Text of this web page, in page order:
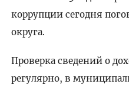
коррупции сегодня
округа.
Проверка сведений о
регулярно, в